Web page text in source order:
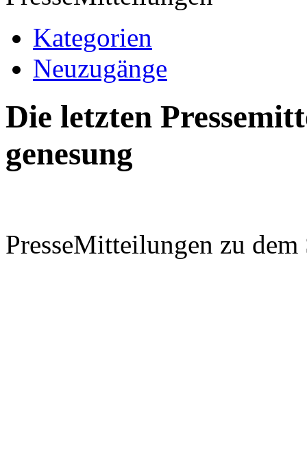
Kategorien
Neuzugänge
Die letzten
genesung
PresseMitteilungen zu